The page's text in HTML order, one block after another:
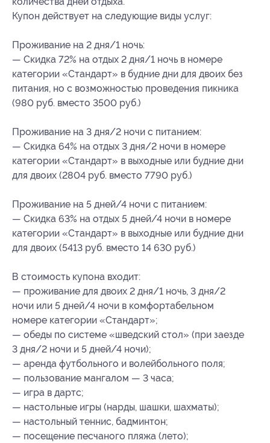
Купон действует на следующие виды услуг:
Проживание на 2 дня/1 ночь:
— Скидка 72% на отдых 2 дня/1 ночь в номере
категории «Стандарт» в будние дни для двоих без
питания, но с возможностью проведения пикника
(980 руб. вместо 3500 руб.)
Проживание на 3 дня/2 ночи с питанием:
— Скидка 64% на отдых 3 дня/2 ночи в номере
категории «Стандарт» в выходные или будние дни
для двоих (2804 руб. вместо 7790 руб.)
Проживание на 5 дней/4 ночи с питанием:
— Скидка 63% на отдых 5 дней/4 ночи в номере
категории «Стандарт» в выходные или будние дни
для двоих (5413 руб. вместо 14 630 руб.)
В стоимость купона входит:
— проживание для двоих 2 дня/1 ночь, 3 дня/2
ночи или 5 дней/4 ночи в комфортабельном
номере категории «Стандарт»;
— обеды по системе «шведский стол» (при заезде
3 дня/2 ночи и 5 дней/4 ночи);
— аренда футбольного и волейбольного поля;
— пользование мангалом — 3 часа;
— игра в дартс;
— настольные игры (нарды, шашки, шахматы);
— настольный теннис, бадминтон;
— посещение песчаного пляжа (лето);